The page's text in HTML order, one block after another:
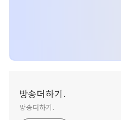
방송더하기.
방송더하기.